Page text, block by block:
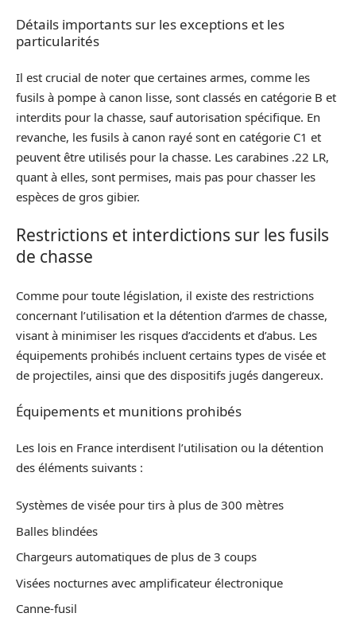
Détails importants sur les exceptions et les
particularités
Il est crucial de noter que certaines armes, comme les
fusils à pompe à canon lisse, sont classés en catégorie B et
interdits pour la chasse, sauf autorisation spécifique. En
revanche, les fusils à canon rayé sont en catégorie C1 et
peuvent être utilisés pour la chasse. Les carabines .22 LR,
quant à elles, sont permises, mais pas pour chasser les
espèces de gros gibier.
Restrictions et interdictions sur les fusils
de chasse
Comme pour toute législation, il existe des restrictions
concernant l’utilisation et la détention d’armes de chasse,
visant à minimiser les risques d’accidents et d’abus. Les
équipements prohibés incluent certains types de visée et
de projectiles, ainsi que des dispositifs jugés dangereux.
Équipements et munitions prohibés
Les lois en France interdisent l’utilisation ou la détention
des éléments suivants :
Systèmes de visée pour tirs à plus de 300 mètres
Balles blindées
Chargeurs automatiques de plus de 3 coups
Visées nocturnes avec amplificateur électronique
Canne-fusil